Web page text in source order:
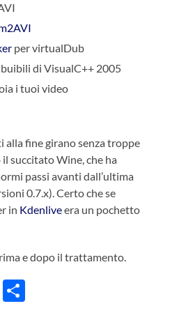
per virtualDub
di VisualC++ 2005
i tuoi video
fine girano senza troppe
succitato Wine, che ha
passi avanti dall’ultima
0.7.x). Certo che se
in Kdenliveera un pochetto
e dopo il trattamento.
Flipboard